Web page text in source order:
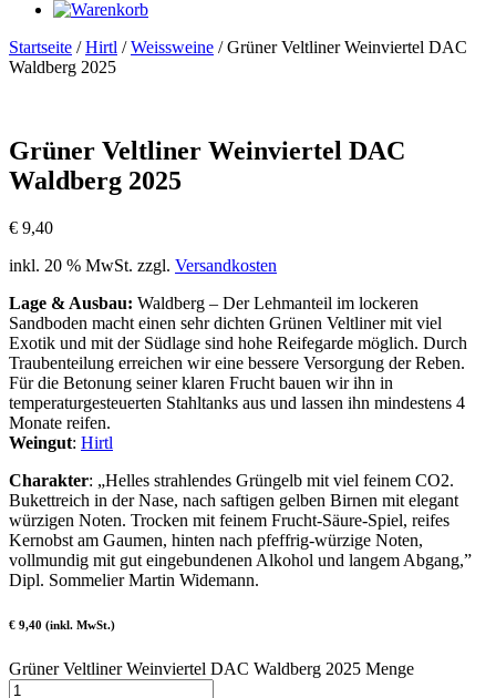
Startseite /Hirtl /Weissweine / Grüner Veltliner Weinviertel DAC
Waldberg 2025
Grüner Veltliner Weinviertel DAC
Waldberg 2025
€ 9,40
inkl. 20 % MwSt. zzgl. Versandkosten
Lage & Ausbau: Waldberg – Der Lehmanteil im lockeren
Sandboden macht einen sehr dichten Grünen Veltliner mit viel
Exotik und mit der Südlage sind hohe Reifegarde möglich. Durch
Traubenteilung erreichen wir eine bessere Versorgung der Reben.
Für die Betonung seiner klaren Frucht bauen wir ihn in
temperaturgesteuerten Stahltanks aus und lassen ihn mindestens 4
Monate reifen.
Weingut: Hirtl
Charakter: „Helles strahlendes Grüngelb mit viel feinem CO2.
Bukettreich in der Nase, nach saftigen gelben Birnen mit elegant
würzigen Noten. Trocken mit feinem Frucht-Säure-Spiel, reifes
Kernobst am Gaumen, hinten nach pfeffrig-würzige Noten,
vollmundig mit gut eingebundenen Alkohol und langem Abgang,”
Dipl. Sommelier Martin Widemann.
€ 9,40 (inkl. MwSt.)
Grüner Veltliner Weinviertel DAC Waldberg 2025 Menge